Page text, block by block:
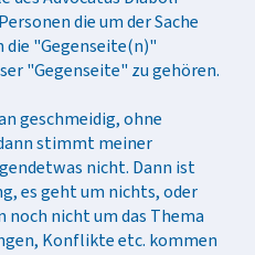
die um der Sache
"Gegenseite(n)"
"Gegenseite" zu gehören.
geschmeidig, ohne
stimmt meiner
nicht. Dann ist
es geht um nichts, oder
noch nicht um das Thema
Konflikte etc. kommen